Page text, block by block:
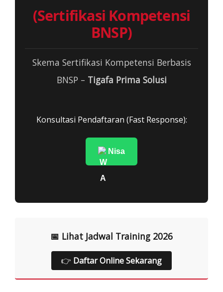
(Sertifikasi Kompetensi
BNSP)
Skema Sertifikasi Kompetensi Berbasis
BNSP – Tigafa Prima Solusi
Konsultasi Pendaftaran (Fast Response):
Nisa
📅 Lihat Jadwal Training 2026
👉 Daftar Online Sekarang